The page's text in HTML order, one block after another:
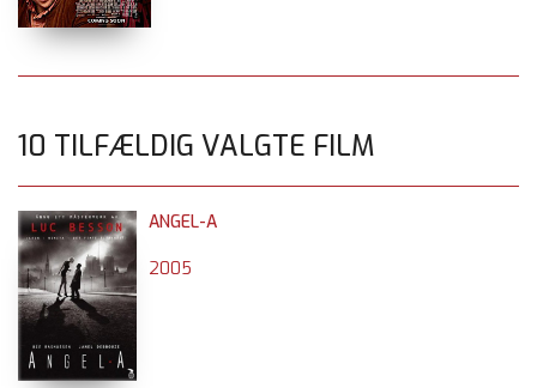
10 TILFÆLDIG VALGTE FILM
ANGEL-A
2005